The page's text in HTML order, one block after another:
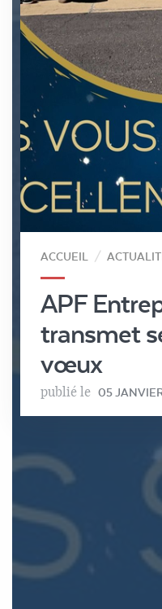
ACCUEIL
APF
transmet
vœux
publié le 05
Bonne année
C’est la rentrée pour
Nous vous souhaitons
année 2022, qui, nous
pour chacun d’entre